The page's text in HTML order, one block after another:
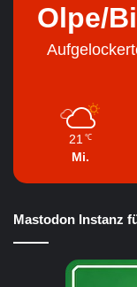
Olpe/
21 ℃
Mi.
Mastodon Instanz